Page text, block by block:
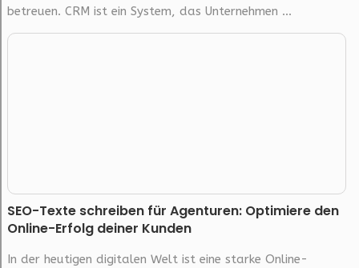
betreuen. CRM ist ein System, das Unternehmen ...
SEO-Texte schreiben für Agenturen: Optimiere den
Online-Erfolg deiner Kunden
In der heutigen digitalen Welt ist eine starke Online-